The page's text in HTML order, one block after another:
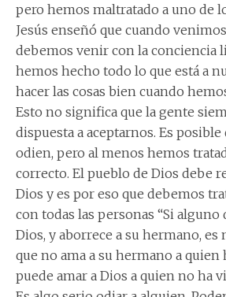
pero hemos maltratado a uno de
Jesús enseñó que cuando
debemos venir con la conciencia
hemos hecho todo lo que está a
hacer las cosas bien cuando
Esto no significa que la gente
dispuesta a aceptarnos. Es posible
odien, pero al menos hemos
correcto. El pueblo de Dios debe
Dios y es por eso que debemos
con todas las personas “Si alguno
Dios, y aborrece a su hermano, es
que no ama a su hermano a quien
puede amar a Dios a quien no ha